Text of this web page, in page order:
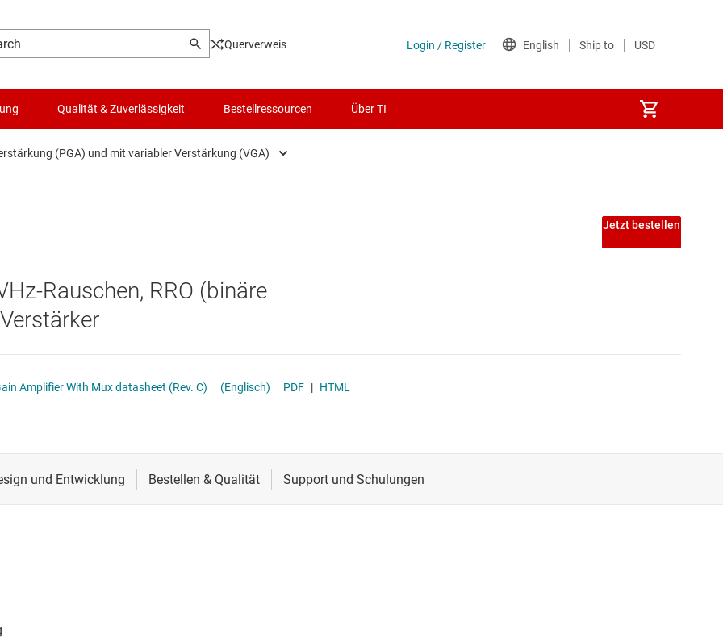
Querverweis
Qualität & Zuverlässigkeit Bestellressourcen Über TI
Passiv und diskret
Schalter und Multiplexer
Verstärker
(PGA) und mit variabler Verstärkung (VGA)
(OpAmps)Rauschen, RRO (binäre
Jetzt bestellen
PGA11x Zerø-Drift Programmable Gain Amplifier With Mux datasheet (Rev. C) (Englisch) PDF | HTML